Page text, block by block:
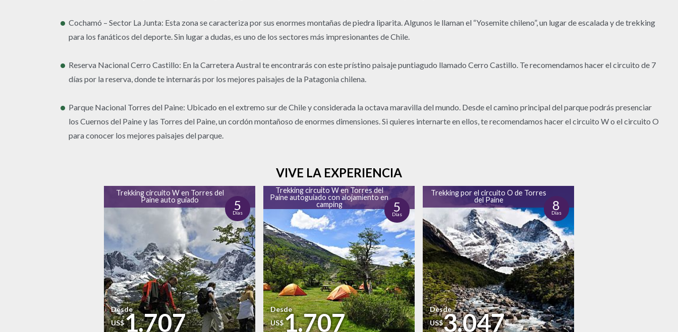
Cochamó – Sector La Junta: Esta zona se caracteriza por sus enormes montañas de piedra liparita. Algunos le llaman el “Yosemite chileno”, un lugar de escalada y de trekking
para los fanáticos del deporte. Sin lugar a dudas, es uno de los sectores más impresionantes de Chile.
Reserva Nacional Cerro Castillo: En la Carretera Austral te encontrarás con este prístino paisaje puntiagudo llamado Cerro Castillo. Te recomendamos hacer el circuito de 7
días por la reserva, donde te internarás por los mejores paisajes de la Patagonia chilena.
Parque Nacional Torres del Paine: Ubicado en el extremo sur de Chile y considerada la octava maravilla del mundo. Desde el camino principal del parque podrás presenciar
los Cuernos del Paine y las Torres del Paine, un cordón montañoso de enormes dimensiones. Si quieres internarte en ellos, te recomendamos hacer el circuito W o el circuito O
para conocer los mejores paisajes del parque.
VIVE LA EXPERIENCIA
Trekking circuito W en Torres del
Paine auto guiado
5
Días
Desde
US$1.707
Trekking circuito W en Torres del
Paine autoguiado con alojamiento en
camping
5
Días
Desde
US$1.707
Trekking por el circuito O de Torres
del Paine
8
Días
Desde
US$3.047